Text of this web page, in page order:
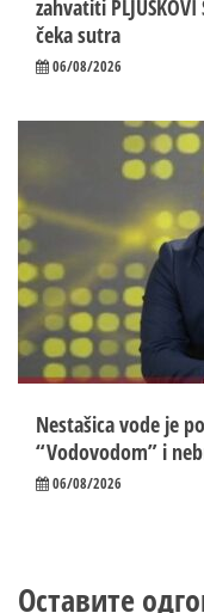
zahvatiti
čeka sutra
06/08/2026
Nestašica vode je
“Vodovodom” i
06/08/2026
Оставите